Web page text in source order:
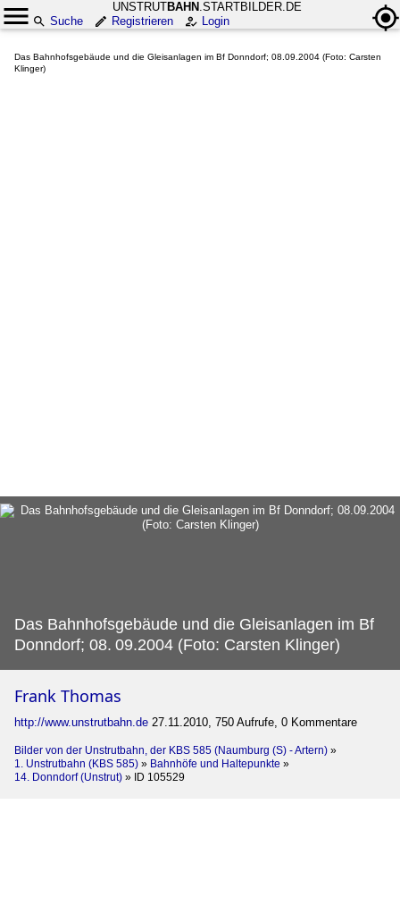
UNSTRUTBAHN .STARTBILDER.DE
Suche
Registrieren Login
Das Bahnhofsgebäude und die Gleisanlagen im Bf Donndorf; 08.09.2004 (Foto: Carsten
Klinger)
Das Bahnhofsgebäude und die Gleisanlagen im Bf
Donndorf; 08. 09.2004 (Foto: Carsten Klinger)
Frank Thomas
http://www.unstrutbahn.de 27.11.2010, 750 Aufrufe, 0 Kommentare
Bilder von der Unstrutbahn, der KBS 585 (Naumburg (S) - Artern) »
1. Unstrutbahn (KBS 585) » Bahnhöfe und Haltepunkte »
14. Donndorf (Unstrut) » ID 105529